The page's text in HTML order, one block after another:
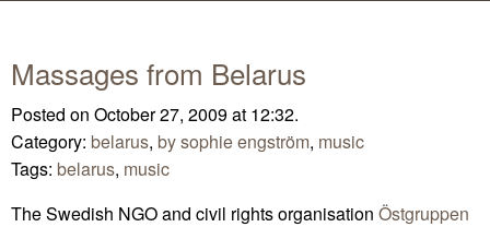
Massages from Belarus
Posted on October 27, 2009 at 12:32.
Category: belarus, by sophie engström, music
Tags: belarus, music
The Swedish NGO and civil rights organisation Östgruppen